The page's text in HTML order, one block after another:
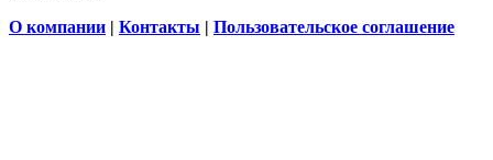
О компании | Контакты | Пользовательское соглашение